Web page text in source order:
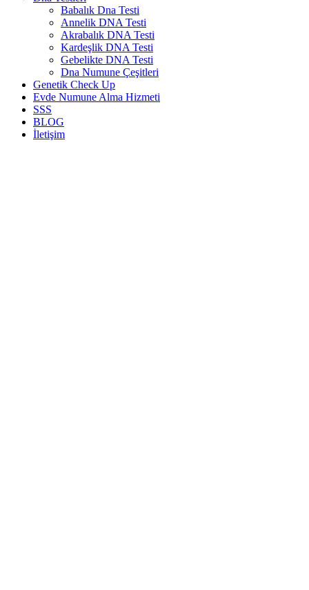
Babalık Dna Testi
Annelik DNA Testi
Akrabalık DNA Testi
Kardeşlik DNA Testi
Gebelikte DNA Testi
Dna Numune Çeşitleri
Genetik Check Up
Evde Numune Alma Hizmeti
SSS
BLOG
İletişim